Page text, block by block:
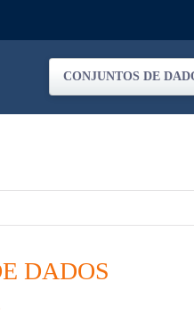
CONJUNTOS DE
DADOS